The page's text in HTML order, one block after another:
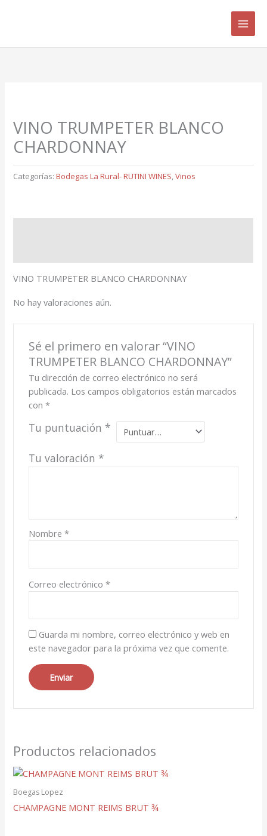
o
r
:
VINO TRUMPETER BLANCO
CHARDONNAY
Categorías:Bodegas La Rural- RUTINI WINES,Vinos
VINO TRUMPETER BLANCO CHARDONNAY
No hay valoraciones aún.
Sé el primero en valorar “VINO
TRUMPETER BLANCO CHARDONNAY”
Tu dirección de correo electrónico no será
publicada. Los campos obligatorios están marcados
con *
Tu puntuación *
Tu valoración *
Nombre *
Correo electrónico *
Guarda mi nombre, correo electrónico y web en
este navegador para la próxima vez que comente.
Productos relacionados
Boegas Lopez
CHAMPAGNE MONT REIMS BRUT ¾